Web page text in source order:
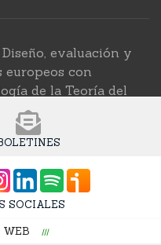
evaluación y
con
de la Teoría del
SOCIALES